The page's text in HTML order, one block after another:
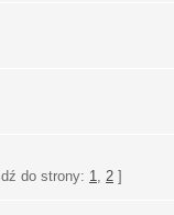
Idź do strony: 1, 2 ]